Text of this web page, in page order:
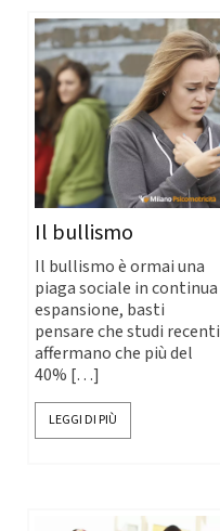
Il bullismo
Il bullismo è ormai una
piaga sociale in continua
espansione, basti
pensare che studi recenti
affermano che più del
40% […]
LEGGI DI PIÙ